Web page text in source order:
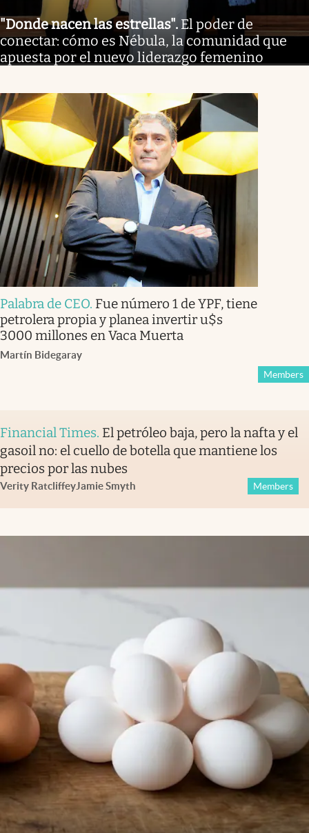
"Donde nacen las estrellas". El poder de
conectar: cómo es Nébula, la comunidad que
apuesta por el nuevo liderazgo femenino
Palabra de CEO. Fue número 1 de YPF, tiene
petrolera propia y planea invertir u$s
3000 millones en Vaca Muerta
Martín Bidegaray
Members
Financial Times. El petróleo baja, pero la nafta y el
gasoil no: el cuello de botella que mantiene los
precios por las nubes
Verity RatcliffeyJamie Smyth Members